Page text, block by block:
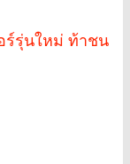
ร์รุ่นใหม่ ท้าชน